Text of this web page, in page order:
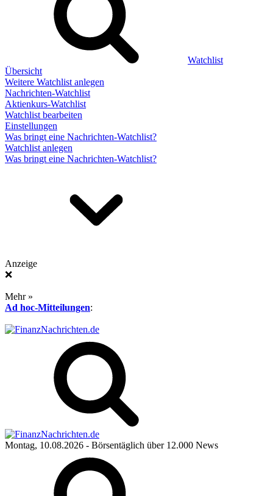
Watchlist
Übersicht
Weitere Watchlist anlegen
Nachrichten-Watchlist
Aktienkurs-Watchlist
Watchlist bearbeiten
Einstellungen
Was bringt eine Nachrichten-Watchlist?
Watchlist anlegen
Was bringt eine Nachrichten-Watchlist?
Anzeige
❌
Mehr »
Ad hoc-Mitteilungen:
Montag, 10.08.2026 - Börsentäglich über 12.000 News